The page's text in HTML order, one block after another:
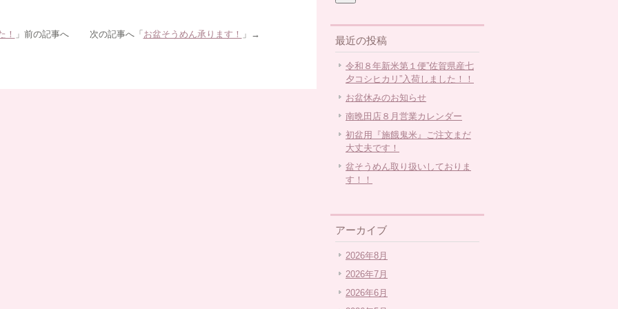
！ 」前の記事へ 次の記事へ「お盆そうめん承ります！ 」→
最近の投稿
令和８年新米第１便”佐賀県産七
夕コシヒカリ”入荷しました！！
お盆休みのお知らせ
南晩田店８月営業カレンダー
初盆用『施餓鬼米』ご注文まだ
大丈夫です！
盆そうめん取り扱いしておりま
す！！
アーカイブ
2026年8月
2026年7月
2026年6月